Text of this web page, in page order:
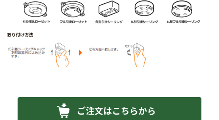
ご注文はこちらから